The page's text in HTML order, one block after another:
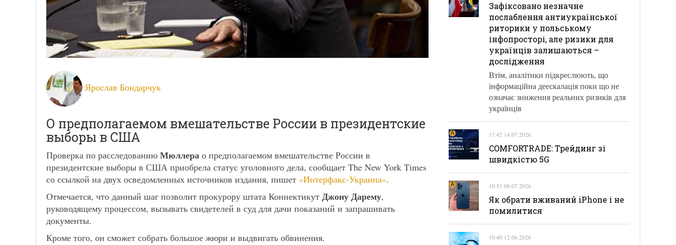
Ярослав Бондарчук
О предполагаемом вмешательстве России в президентские
выборы в США
Проверка по расследованию Мюллера о предполагаемом вмешательстве России в
президентские выборы в США приобрела статус уголовного дела, сообщает The New York Times
со ссылкой на двух осведомленных источников издания, пишет «Интерфакс-Украина».
Отмечается, что данный шаг позволит прокурору штата Коннектикут Джону Дарему,
руководящему процессом, вызывать свидетелей в суд для дачи показаний и запрашивать
документы.
Кроме того, он сможет собрать большое жюри и выдвигать обвинения.
Зафіксовано незначне
послаблення антиукраїнської
риторики у польському
інфопросторі, але ризики для
українців залишаються –
дослідження
Втім, аналітики підкреслюють, що
інформаційна деескалація поки що не
означає зниження реальних ризиків для
українців
17:42 14.07.2026
COMFORTRADE: Трейдинг зі
швидкістю 5G
10:51 08.07.2026
Як обрати вживаний iPhone і не
помилитися
10:40 12.06.2026